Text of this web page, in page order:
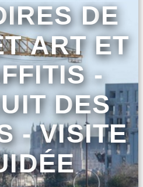
DE
ART ET
-
DES
- VISITE